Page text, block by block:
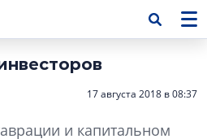
17 августа 2018 в 08:37
и капитальном